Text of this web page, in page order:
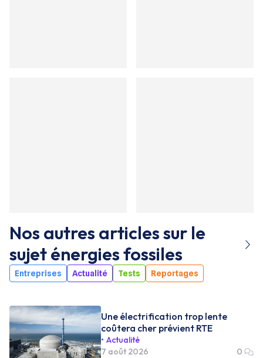
Nos autres articles sur le
sujeténergies fossiles
Entreprises Actualité Tests Reportages
Une électrification trop lente
coûtera cher prévient RTE
Actualité
7 août 2026
0